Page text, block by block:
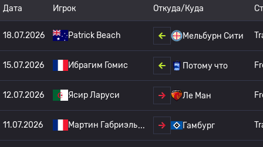
Дата Игрок Откуда/Куда
18.07.2026 Patrick Beach Мельбурн Сити
15.07.2026 Ибрагим Гомис Потому что
12.07.2026 Ясир Ларуси Ле Ман
11.07.2026 Мартин Габриэль Гамбург